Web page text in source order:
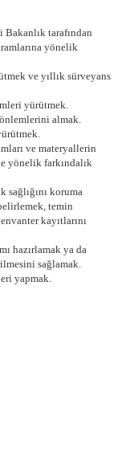
tarafından
yönelik
ve yıllık sürveyans
yürütmek.
almak.
ve materyallerin
yönelik farkındalık
sağlığını koruma
temin
kayıtlarını
hazırlamak ya da
sağlamak.
yapmak.